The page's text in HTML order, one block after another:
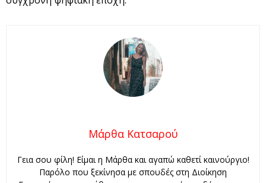
Μάρθα Κατσαρού
Γεια σου φίλη! Είμαι η Μάρθα και αγαπώ καθετί καινούργιο!
Παρόλο που ξεκίνησα με σπουδές στη Διοίκηση